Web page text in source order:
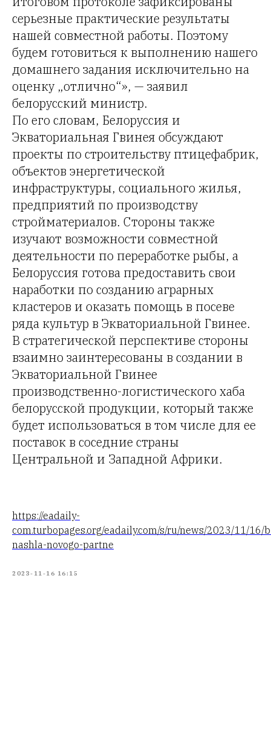
серьезные практические результаты
нашей совместной работы. Поэтому
будем готовиться к выполнению нашего
домашнего задания исключительно на
оценку „отлично“», — заявил
белорусский министр.
По его словам, Белоруссия и
Экваториальная Гвинея обсуждают
проекты по строительству птицефабрик,
объектов энергетической
инфраструктуры, социального жилья,
предприятий по производству
стройматериалов. Стороны также
изучают возможности совместной
деятельности по переработке рыбы, а
Белоруссия готова предоставить свои
наработки по созданию аграрных
кластеров и оказать помощь в посеве
ряда культур в Экваториальной Гвинее.
В стратегической перспективе стороны
взаимно заинтересованы в создании в
Экваториальной Гвинее
производственно-логистического хаба
белорусской продукции, который также
будет использоваться в том числе для ее
поставок в соседние страны
Центральной и Западной Африки.
https://eadaily-
com.turbopages.org/eadaily.com/s/ru/news/2023/11/16/
nashla-novogo-partne
2023-11-16 16:15